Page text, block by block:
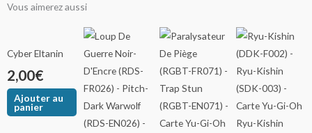
Vous aimerez aussi
Cyber Eltanin
2,00€
Ajouter au
panier
Plage
de
prix :
0,50€
Ce
produit
plusieurs
variations.
Les
Ryu-Kishin
Plage
de
prix :
0,10€